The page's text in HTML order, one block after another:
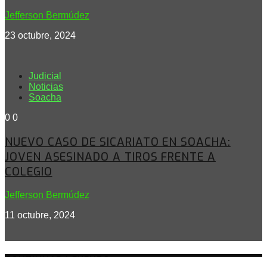
Jefferson Bermúdez
23 octubre, 2024
Judicial
Noticias
Soacha
0 0
NUEVO CASO DE SICARIATO EN SOACHA:
JOVEN ASESINADO A TIROS FRENTE A
COLEGIO
Jefferson Bermúdez
11 octubre, 2024